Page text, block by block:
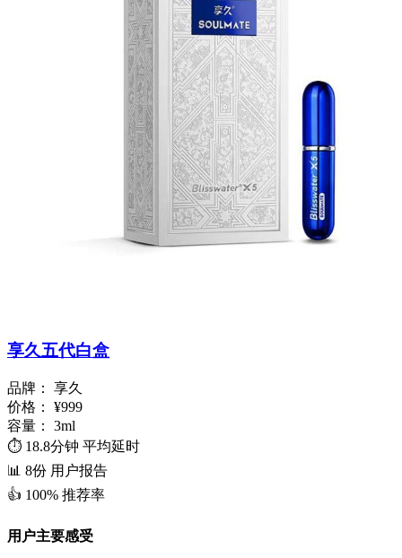
享久五代白盒
品牌：
享久
价格：
¥999
容量：
3ml
⏱️ 18.8分钟 平均延时
📊 8份 用户报告
👍 100% 推荐率
用户主要感受